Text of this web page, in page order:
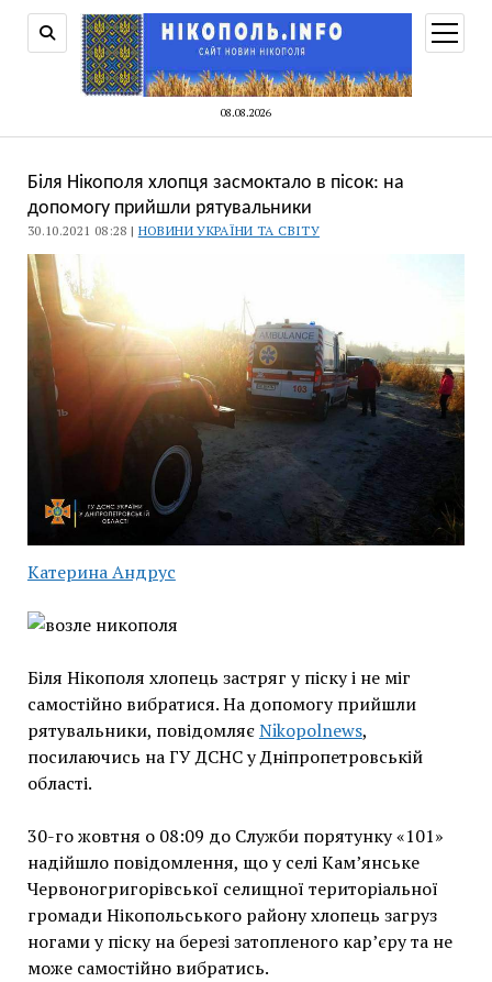
08.08.2026
меню
Біля Нікополя хлопця засмоктало в пісок: на
допомогу прийшли рятувальники
30.10.2021 08:28 | НОВИНИ УКРАЇНИ ТА СВІТУ
Катерина Андрус
Біля Нікополя хлопець застряг у піску і не міг
самостійно вибратися. На допомогу прийшли
рятувальники, повідомляєNikopolnews,
посилаючись на ГУ ДСНС у Дніпропетровській
області.
30-го жовтня о 08:09 до Служби порятунку «101»
надійшло повідомлення, що у селі Кам’янське
Червоногригорівської селищної територіальної
громади Нікопольського району хлопець загруз
ногами у піску на березі затопленого кар’єру та не
може самостійно вибратись.